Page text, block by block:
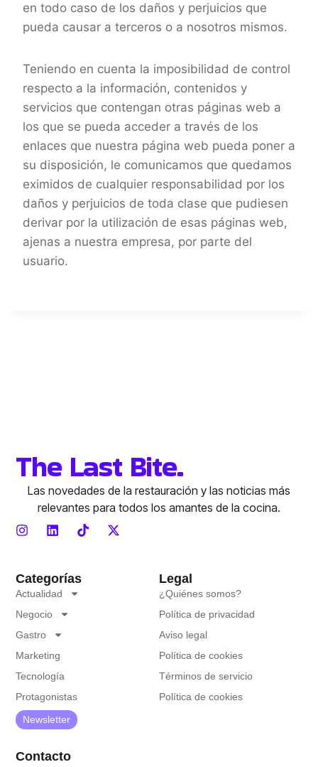
en todo caso de los daños y perjuicios que
pueda causar a terceros o a nosotros mismos.
Teniendo en cuenta la imposibilidad de control
respecto a la información, contenidos y
servicios que contengan otras páginas web a
los que se pueda acceder a través de los
enlaces que nuestra página web pueda poner a
su disposición, le comunicamos que quedamos
eximidos de cualquier responsabilidad por los
daños y perjuicios de toda clase que pudiesen
derivar por la utilización de esas páginas web,
ajenas a nuestra empresa, por parte del
usuario.
The Last Bite.
Las novedades de la restauración y las noticias más
relevantes para todos los amantes de la cocina.
Categorías
Actualidad
Negocio
Gastro
Marketing
Tecnología
Protagonistas
Newsletter
Legal
¿Quiénes somos?
Política de privacidad
Aviso legal
Política de cookies
Términos de servicio
Política de cookies
Contacto